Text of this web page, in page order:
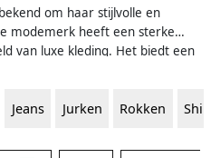
om haar stijlvolle en
modemerk heeft een sterke
van luxe kleding. Het biedt een
perfect zijn voor vrouwen die op
kleuren kan worden
Jeans Jurken Rokken